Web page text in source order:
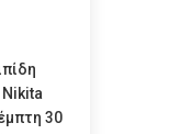
30